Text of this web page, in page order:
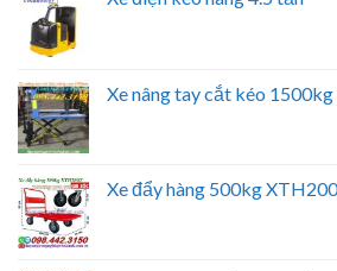
Xe nâng tay cắt kéo
Xe đẩy hàng 500kg